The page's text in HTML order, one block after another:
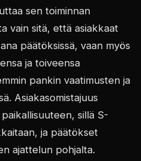
sen toiminnan
vain sitä, että asiakkaat
päätöksissä, vaan myös
ja toiveensa
pankin vaatimusten ja
Asiakasomistajuus
sillä S-
ja päätökset
ajattelun pohjalta.